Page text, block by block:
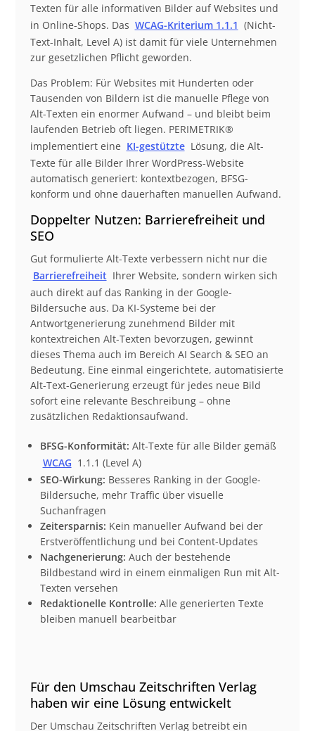
Texten für alle informativen Bilder auf Websites und
in Online-Shops. Das WCAG-Kriterium 1.1.1 (Nicht-
Text-Inhalt, Level A) ist damit für viele Unternehmen
zur gesetzlichen Pflicht geworden.
Das Problem: Für Websites mit Hunderten oder
Tausenden von Bildern ist die manuelle Pflege von
Alt-Texten ein enormer Aufwand – und bleibt beim
laufenden Betrieb oft liegen. PERIMETRIK®
implementiert eine KI-gestützte Lösung, die Alt-
Texte für alle Bilder Ihrer WordPress-Website
automatisch generiert: kontextbezogen, BFSG-
konform und ohne dauerhaften manuellen Aufwand.
Doppelter Nutzen: Barrierefreiheit und
SEO
Gut formulierte Alt-Texte verbessern nicht nur die
Barrierefreiheit Ihrer Website, sondern wirken sich
auch direkt auf das Ranking in der Google-
Bildersuche aus. Da KI-Systeme bei der
Antwortgenerierung zunehmend Bilder mit
kontextreichen Alt-Texten bevorzugen, gewinnt
dieses Thema auch im Bereich AI Search & SEO an
Bedeutung. Eine einmal eingerichtete, automatisierte
Alt-Text-Generierung erzeugt für jedes neue Bild
sofort eine relevante Beschreibung – ohne
zusätzlichen Redaktionsaufwand.
BFSG-Konformität: Alt-Texte für alle Bilder gemäß
WCAG 1.1.1 (Level A)
SEO-Wirkung: Besseres Ranking in der Google-
Bildersuche, mehr Traffic über visuelle
Suchanfragen
Zeitersparnis: Kein manueller Aufwand bei der
Erstveröffentlichung und bei Content-Updates
Nachgenerierung: Auch der bestehende
Bildbestand wird in einem einmaligen Run mit Alt-
Texten versehen
Redaktionelle Kontrolle: Alle generierten Texte
bleiben manuell bearbeitbar
Für den Umschau Zeitschriften Verlag
haben wir eine Lösung entwickelt
Der Umschau Zeitschriften Verlag betreibt ein